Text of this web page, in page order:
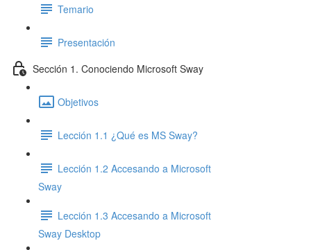
Temario
Presentación
Sección 1. Conociendo Microsoft Sway
Objetivos
Lección 1.1 ¿Qué es MS Sway?
Lección 1.2 Accesando a Microsoft
Sway
Lección 1.3 Accesando a Microsoft
Sway Desktop